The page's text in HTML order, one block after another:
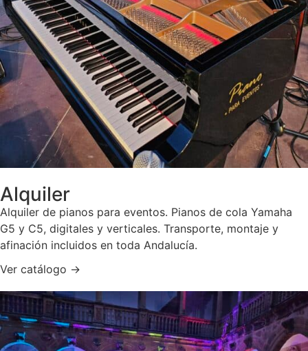
Alquiler
Alquiler de pianos para eventos. Pianos de cola Yamaha
G5 y C5, digitales y verticales. Transporte, montaje y
afinación incluidos en toda Andalucía.
Ver catálogo →